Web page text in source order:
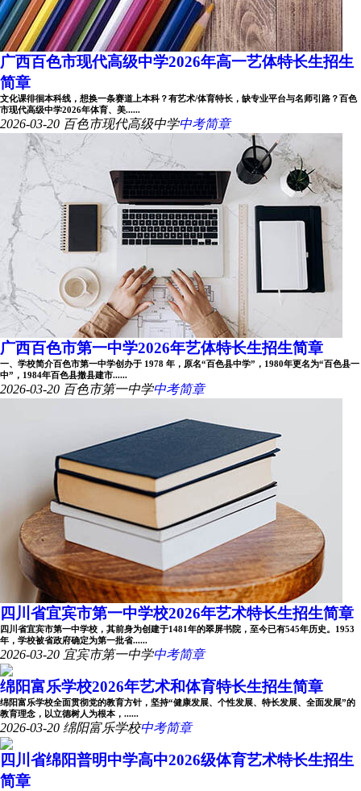
广西百色市现代高级中学2026年高一艺体特长生招生
简章
文化课徘徊本科线，想换一条赛道上本科？有艺术/体育特长，缺专业平台与名师引路？百色
市现代高级中学2026年体育、美......
2026-03-20 百色市现代高级中学中考简章
广西百色市第一中学2026年艺体特长生招生简章
一、学校简介百色市第一中学创办于 1978 年，原名“百色县中学”，1980年更名为“百色县一
中”，1984年百色县撤县建市......
2026-03-20 百色市第一中学中考简章
四川省宜宾市第一中学校2026年艺术特长生招生简章
四川省宜宾市第一中学校，其前身为创建于1481年的翠屏书院，至今已有545年历史。1953
年，学校被省政府确定为第一批省......
2026-03-20 宜宾市第一中学中考简章
绵阳富乐学校2026年艺术和体育特长生招生简章
绵阳富乐学校全面贯彻党的教育方针，坚持“健康发展、个性发展、特长发展、全面发展”的
教育理念，以立德树人为根本，......
2026-03-20 绵阳富乐学校中考简章
四川省绵阳普明中学高中2026级体育艺术特长生招生
简章